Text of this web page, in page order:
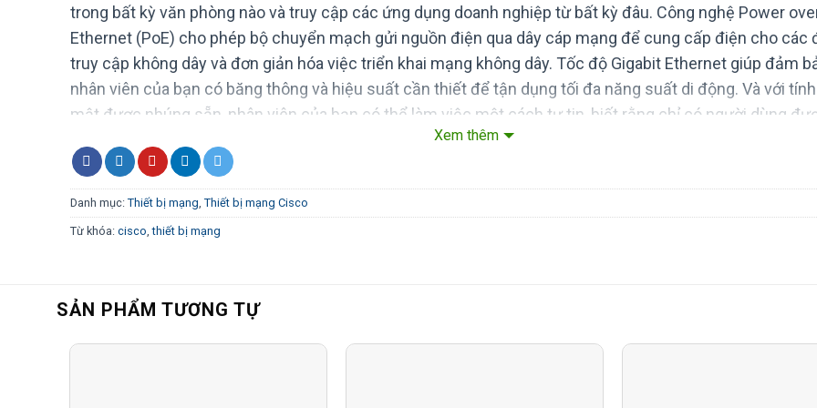
trong bất kỳ văn phòng nào và truy cập các ứng dụng doanh nghiệp từ bất kỳ đâu. Công nghệ Power
Ethernet (PoE) cho phép bộ chuyển mạch gửi nguồn điện qua dây cáp mạng để cung cấp điện cho các
truy cập không dây và đơn giản hóa việc triển khai mạng không dây. Tốc độ Gigabit Ethernet giúp đảm
nhân viên của bạn có băng thông và hiệu suất cần thiết để tận dụng tối đa năng suất di động. Và với
mật được nhúng sẵn, nhân viên của bạn có thể làm việc một cách tự tin, biết rằng chỉ có người dùng
quyền mới có thể truy cập vào mạng và các ứng dụng mạng.
Giao tiếp thống nhất
Bộ chuyển mạch Cisco SG200-08P cung cấp các tính năng QoS để cho phép bạn ưu tiên giao thông
phẩm điện thoại IP và các sản phẩm giao tiếp thống nhất khác được thiết kế cho doanh nghiệp nhỏ và bộ
Xem thêm
Danh mục: Thiết bị mạng Thiết bị mạng Cisco
Từ khóa: cisco ,thiết bị mạng
SẢN PHẨM TƯƠNG TỰ